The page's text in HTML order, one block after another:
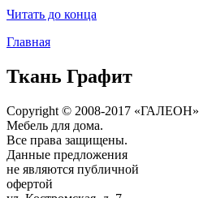
Читать до конца
Главная
Ткань Графит
Copyright © 2008-2017 «ГАЛЕОН»
Мебель для дома.
Все права защищены.
Данные предложения
не являются публичной
офертой